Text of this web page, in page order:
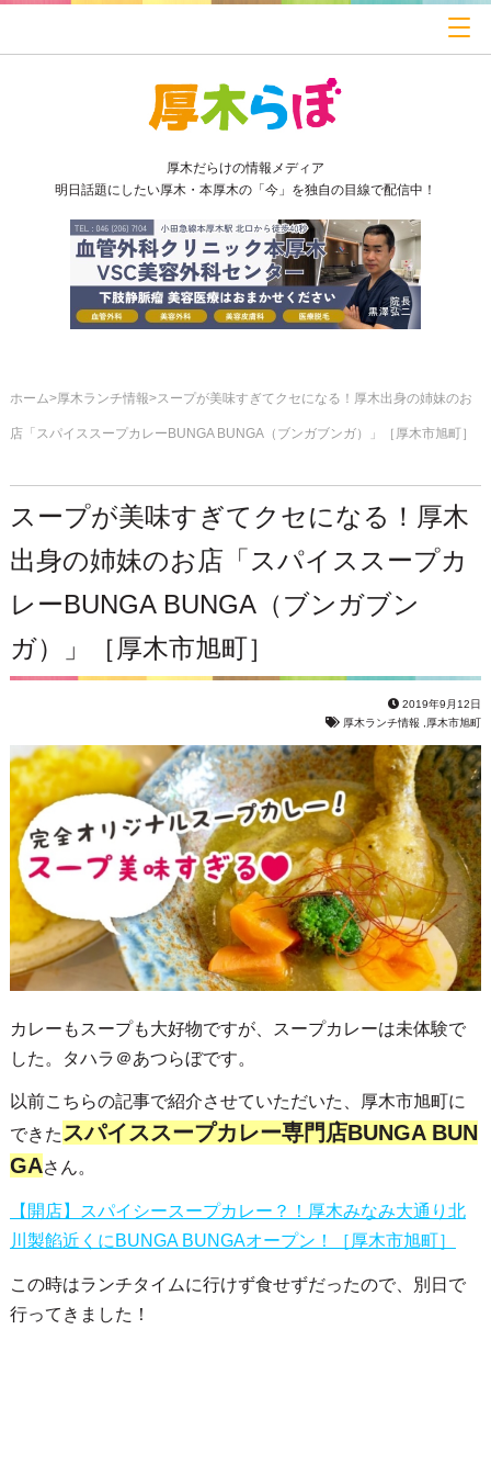
厚木だらけの情報メディア
明日話題にしたい厚木・本厚木の「今」を独自の目線で配信中！
ホーム 厚木ランチ情報 スープが美味すぎてクセになる！厚木出身の姉妹のお
店「スパイススープカレーBUNGA BUNGA（ブンガブンガ）」［厚木市旭町］
スープが美味すぎてクセになる！厚木
出身の姉妹のお店「スパイススープカ
レーBUNGA BUNGA（ブンガブン
ガ）」［厚木市旭町］
2019年9月12日
厚木ランチ情報
厚木市旭町
カレーもスープも大好物ですが、スープカレーは未体験で
した。タハラ＠あつらぼです。
以前こちらの記事で紹介させていただいた、厚木市旭町に
できたスパイススープカレー専門店BUNGA BUN
GAさん。
【開店】スパイシースープカレー？！厚木みなみ大通り北
川製餡近くにBUNGA BUNGAオープン！［厚木市旭町］
この時はランチタイムに行けず食せずだったので、別日で
行ってきました！